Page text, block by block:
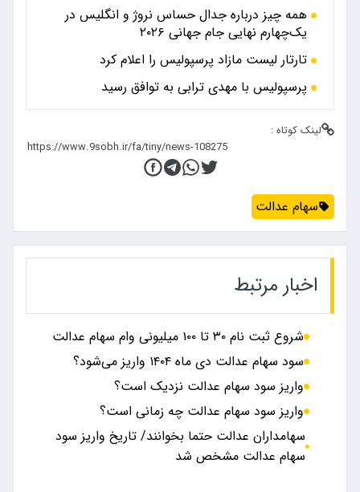
همه چیز درباره جدال حساس نروژ و انگلیس در
یک‌چهارم نهایی جام جهانی ۲۰۲۶
تارتار لیست مازاد پرسپولیس را اعلام کرد
پرسپولیس با مهدی ترابی به توافق رسید
لینک کوتاه :
سهام عدالت
اخبار مرتبط
شروع ثبت نام ۳۰ تا ۱۰۰ میلیونی وام سهام عدالت
سود سهام عدالت دی ماه ۱۴۰۴ واریز می‌شود؟
واریز سود سهام عدالت نزدیک است؟
واریز سود سهام عدالت چه زمانی است؟
سهامداران عدالت حتما بخوانند/ تاریخ واریز سود
سهام عدالت مشخص شد